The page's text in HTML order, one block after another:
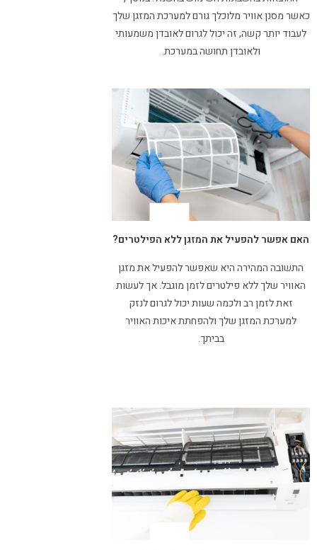
כאשר מסנן אוויר מלוכלך גורם למערכת המזגן שלך
לעבוד יותר קשה, זה יכול לגרום לאובדן משמעותי
ולאובדן תחושה במערכת.
האם אפשר להפעיל את המזגן ללא הפילטרים?
התשובה המהירה היא שאפשר להפעיל את מזגן
האוויר שלך ללא פילטרים לזמן מוגבל. אך לעשות
זאת לזמן רב ולכמה שעות יכול לגרום לנזק
למערכת המזגן שלך ולהפחתת איכות האוויר
בביתך.